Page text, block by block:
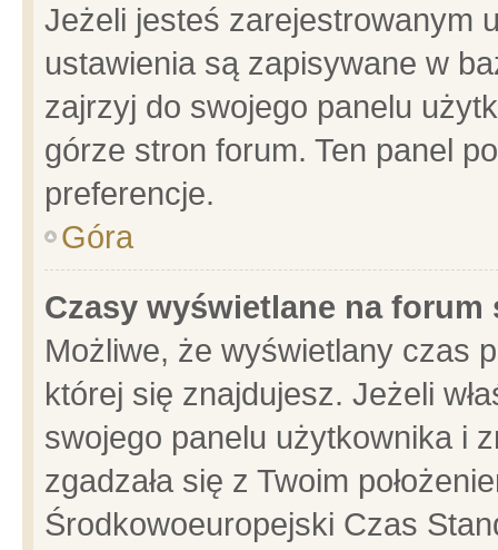
Jeżeli jesteś zarejestrowanym
ustawienia są zapisywane w
zajrzyj do swojego panelu
górze stron forum. Ten panel
preferencje.
Góra
Czasy wyświetlane na forum
Możliwe, że wyświetlany czas
której się znajdujesz. Jeżeli
swojego panelu użytkownika i
zgadzała się z Twoim
Środkowoeuropejski Czas